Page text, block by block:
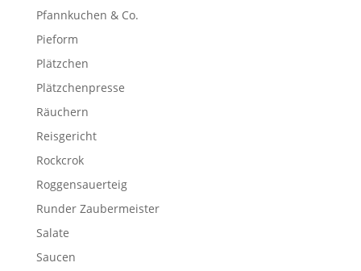
Pfannkuchen & Co.
Pieform
Plätzchen
Plätzchenpresse
Räuchern
Reisgericht
Rockcrok
Roggensauerteig
Runder Zaubermeister
Salate
Saucen